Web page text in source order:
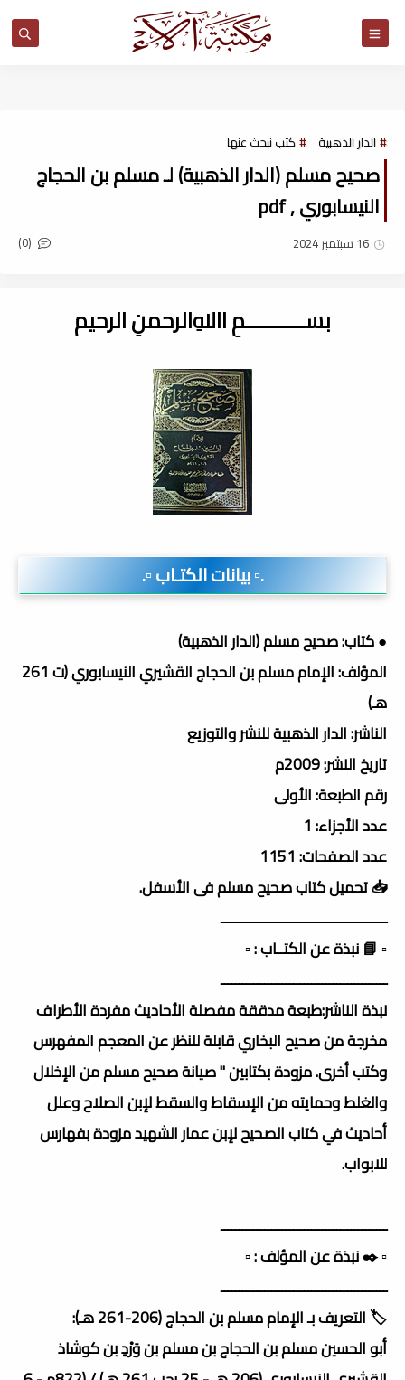
الدار الذهبية كتب نبحث عنها
صحيح مسلم (الدار الذهبية) لـ مسلم بن الحجاج
النيسابوري , pdf
16 سبتمبر 2024 (0)
بســـــــــــمِ اﷲِالرحمنِ الرحيم
.▫️ بيانات الكتـاب ▫️.
● كتاب: صحيح مسلم (الدار الذهبية)
المؤلف: الإمام مسلم بن الحجاج القشيري النيسابوري (ت 261
هـ)
الناشر: الدار الذهبية للنشر والتوزيع
تاريخ النشر: 2009م
رقم الطبعة: الأولى
عدد الأجزاء: 1
عدد الصفحات: 1151
📥 تحميل كتاب صحيح مسلم فى الأسفل.
ــــــــــــــــــــــــــــــــــــــــــــــ
▫️ 📘 نبذة عن الكتــاب : ▫️
ــــــــــــــــــــــــــــــــــــــــــــــ
نبذة الناشر:طبعة مدققة مفصلة الأحاديث مفردة الأطراف
مخرجة من صحيح البخاري قابلة للنظر عن المعجم المفهرس
وكتب أخرى. مزودة بكتابين " صيانة صحيح مسلم من الإخلال
والغلط وحمايته من الإسقاط والسقط لإبن الصلاح وعلل
أحاديث في كتاب الصحيح لإبن عمار الشهيد مزودة بفهارس
للابواب.
ــــــــــــــــــــــــــــــــــــــــــــــ
▫️ ✒️ نبذة عن المؤلف : ▫️
ــــــــــــــــــــــــــــــــــــــــــــــ
🏷️ التعريف بـ الإمام مسلم بن الحجاج (206-261 هـ):
أبو الحسين مسلم بن الحجاج بن مسلم بن وَرْدٍ بن كوشاذ